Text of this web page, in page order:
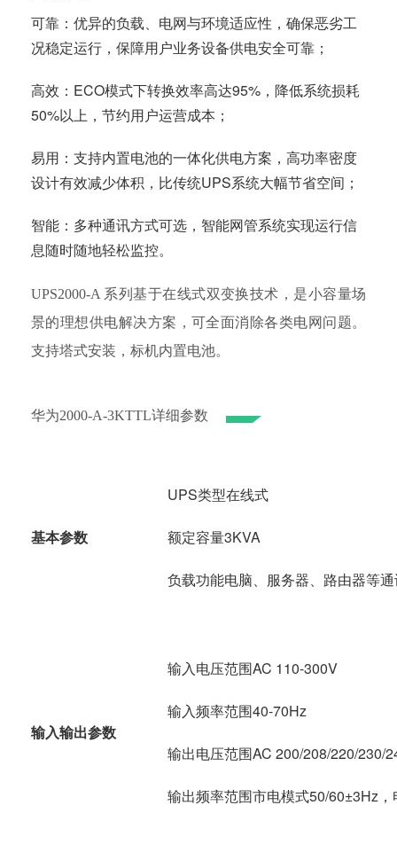
可靠：优异的负载、电网与环境适应性，确保恶劣工
况稳定运行，保障用户业务设备供电安全可靠；
高效：ECO模式下转换效率高达95%，降低系统损耗
50%以上，节约用户运营成本；
易用：支持内置电池的一体化供电方案，高功率密度
设计有效减少体积，比传统UPS系统大幅节省空间；
智能：多种通讯方式可选，智能网管系统实现运行信
息随时随地轻松监控。
UPS2000-A 系列基于在线式双变换技术，是小容量场
景的理想供电解决方案，可全面消除各类电网问题。
支持塔式安装，标机内置电池。
华为2000-A-3KTTL详细参数
基本参数
UPS类型在线式
额定容量3KVA
负载功能电脑、服务器、路由器等
输入输出参数
输入电压范围AC 110-300V
输入频率范围40-70Hz
输出电压范围AC 200/208/220/230/
输出频率范围市电模式50/60±3Hz